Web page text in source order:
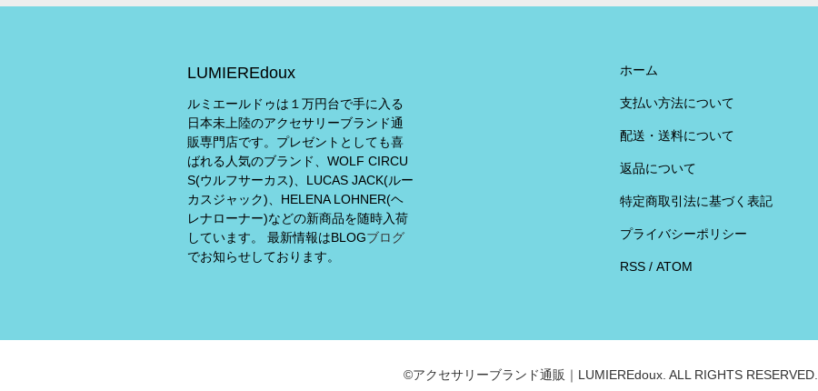
LUMIEREdoux
ルミエールドゥは１万円台で手に入る
日本未上陸のアクセサリーブランド通
販専門店です。プレゼントとしても喜
ばれる人気のブランド、WOLF CIRCU
S(ウルフサーカス)、LUCAS JACK(ルー
カスジャック)、HELENA LOHNER(ヘ
レナローナー)などの新商品を随時入荷
しています。 最新情報はBLOGブログ
でお知らせしております。
ホーム
支払い方法について
配送・送料について
返品について
特定商取引法に基づく表記
プライバシーポリシー
RSS/ ATOM
©アクセサリーブランド通販｜LUMIEREdoux. ALL RIGHTS RESERVED.